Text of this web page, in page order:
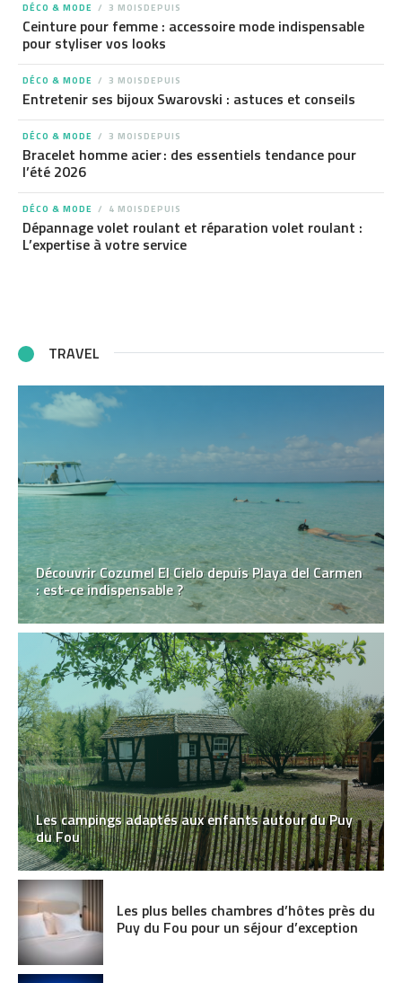
DÉCO & MODE 3 MOISDEPUIS
Ceinture pour femme : accessoire mode indispensable
pour styliser vos looks
DÉCO & MODE 3 MOISDEPUIS
Entretenir ses bijoux Swarovski : astuces et conseils
DÉCO & MODE 3 MOISDEPUIS
Bracelet homme acier : des essentiels tendance pour
l’été 2026
DÉCO & MODE 4 MOISDEPUIS
Dépannage volet roulant et réparation volet roulant :
L’expertise à votre service
TRAVEL
Découvrir Cozumel El Cielo depuis Playa del Carmen
: est-ce indispensable ?
Les campings adaptés aux enfants autour du Puy
du Fou
Les plus belles chambres d’hôtes près du
Puy du Fou pour un séjour d’exception